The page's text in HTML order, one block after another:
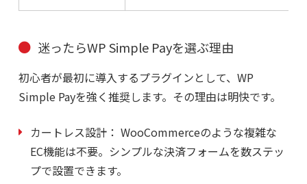
迷ったらWP Simple Payを選ぶ理由
初心者が最初に導入するプラグインとして、WP
Simple Payを強く推奨します。その理由は明快です。
カートレス設計： WooCommerceのような複雑な
EC機能は不要。シンプルな決済フォームを数ステッ
プで設置できます。